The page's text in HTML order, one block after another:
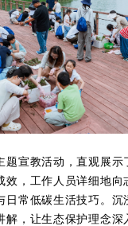
题宣教活动，直观展示
效 ， 工作人员详细地向
日常低碳生活技巧。沉
解，让生态保护理念深